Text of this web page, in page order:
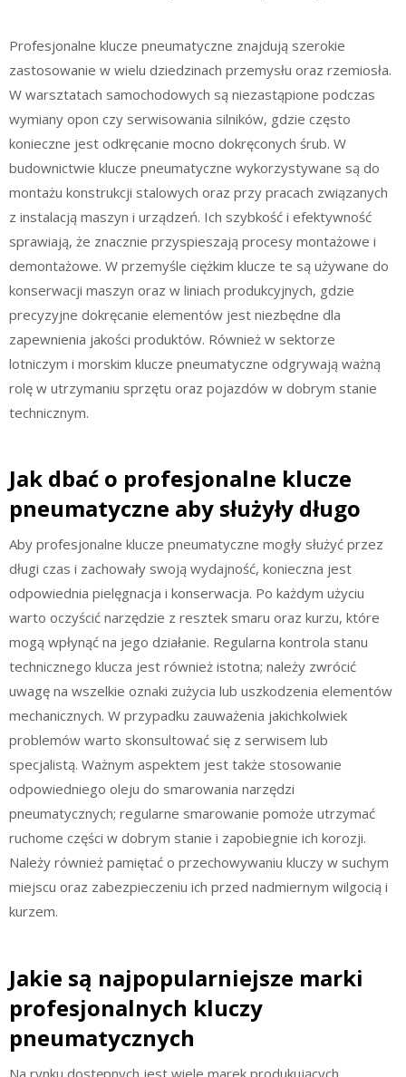
Profesjonalne klucze pneumatyczne znajdują szerokie
zastosowanie w wielu dziedzinach przemysłu oraz rzemiosła.
W warsztatach samochodowych są niezastąpione podczas
wymiany opon czy serwisowania silników, gdzie często
konieczne jest odkręcanie mocno dokręconych śrub. W
budownictwie klucze pneumatyczne wykorzystywane są do
montażu konstrukcji stalowych oraz przy pracach związanych
z instalacją maszyn i urządzeń. Ich szybkość i efektywność
sprawiają, że znacznie przyspieszają procesy montażowe i
demontażowe. W przemyśle ciężkim klucze te są używane do
konserwacji maszyn oraz w liniach produkcyjnych, gdzie
precyzyjne dokręcanie elementów jest niezbędne dla
zapewnienia jakości produktów. Również w sektorze
lotniczym i morskim klucze pneumatyczne odgrywają ważną
rolę w utrzymaniu sprzętu oraz pojazdów w dobrym stanie
technicznym.
Jak dbać o profesjonalne klucze
pneumatyczne aby służyły długo
Aby profesjonalne klucze pneumatyczne mogły służyć przez
długi czas i zachowały swoją wydajność, konieczna jest
odpowiednia pielęgnacja i konserwacja. Po każdym użyciu
warto oczyścić narzędzie z resztek smaru oraz kurzu, które
mogą wpłynąć na jego działanie. Regularna kontrola stanu
technicznego klucza jest również istotna; należy zwrócić
uwagę na wszelkie oznaki zużycia lub uszkodzenia elementów
mechanicznych. W przypadku zauważenia jakichkolwiek
problemów warto skonsultować się z serwisem lub
specjalistą. Ważnym aspektem jest także stosowanie
odpowiedniego oleju do smarowania narzędzi
pneumatycznych; regularne smarowanie pomoże utrzymać
ruchome części w dobrym stanie i zapobiegnie ich korozji.
Należy również pamiętać o przechowywaniu kluczy w suchym
miejscu oraz zabezpieczeniu ich przed nadmiernym wilgocią i
kurzem.
Jakie są najpopularniejsze marki
profesjonalnych kluczy
pneumatycznych
Na rynku dostępnych jest wiele marek produkujących